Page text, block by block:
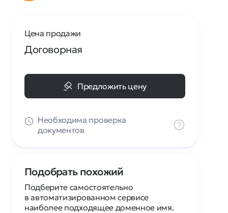
Цена продажи
Договорная
Предложить цену
Необходима проверка
документов
Подобрать похожий
Подберите самостоятельно
в автоматизированном сервисе
наиболее подходящее доменное имя.